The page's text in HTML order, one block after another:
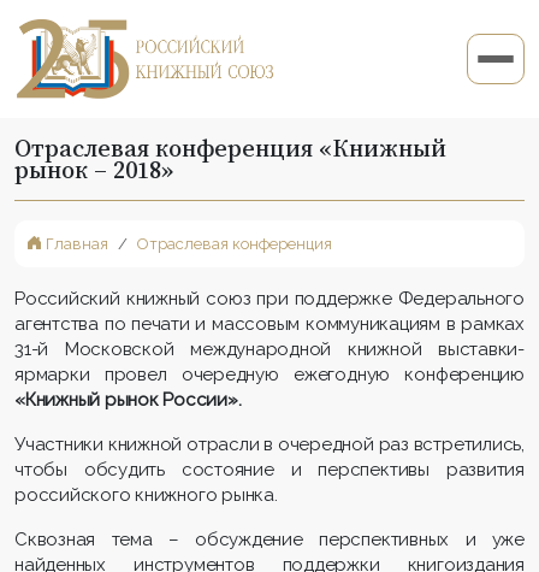
Отраслевая конференция «Книжный
рынок – 2018»
Главная Отраслевая конференция
Российский книжный союз при поддержке Федерального
агентства по печати и массовым коммуникациям в рамках
31-й Московской международной книжной выставки-
ярмарки провел очередную ежегодную конференцию
«Книжный рынок России».
Участники книжной отрасли в очередной раз встретились,
чтобы обсудить состояние и перспективы развития
российского книжного рынка.
Сквозная тема – обсуждение перспективных и уже
найденных инструментов поддержки книгоиздания